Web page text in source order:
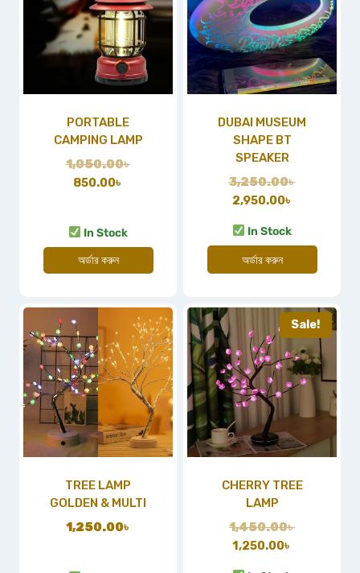
PORTABLE
CAMPING LAMP
1,050.00৳
850.00৳
In Stock
অর্ডার করুন
DUBAI MUSEUM
SHAPE BT
SPEAKER
3,250.00৳
2,950.00৳
In Stock
অর্ডার করুন
TREE LAMP
GOLDEN & MULTI
1,250.00৳
Sale!
CHERRY TREE
LAMP
1,450.00৳
1,250.00৳